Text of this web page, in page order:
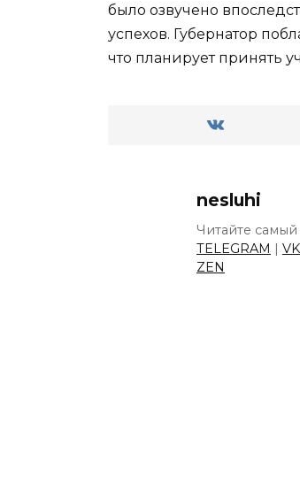
было озвучено
успехов. Губернатор
что планирует принять
nesluhi
Читайте
TELEGRAM | VK
ZEN